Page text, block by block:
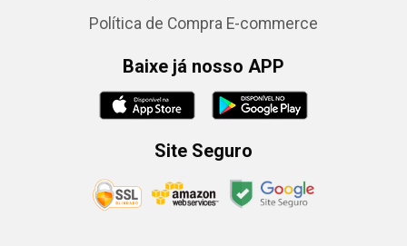
Política de Compra E-commerce
Baixe já nosso APP
Site Seguro